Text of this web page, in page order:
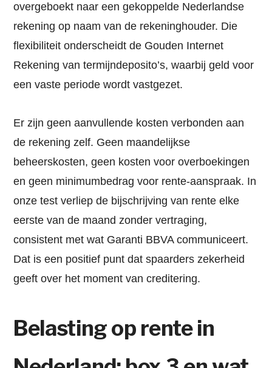
overgeboekt naar een gekoppelde Nederlandse
rekening op naam van de rekeninghouder. Die
flexibiliteit onderscheidt de Gouden Internet
Rekening van termijndeposito’s, waarbij geld voor
een vaste periode wordt vastgezet.
Er zijn geen aanvullende kosten verbonden aan
de rekening zelf. Geen maandelijkse
beheerskosten, geen kosten voor overboekingen
en geen minimumbedrag voor rente-aanspraak. In
onze test verliep de bijschrijving van rente elke
eerste van de maand zonder vertraging,
consistent met wat Garanti BBVA communiceert.
Dat is een positief punt dat spaarders zekerheid
geeft over het moment van creditering.
Belasting op rente in